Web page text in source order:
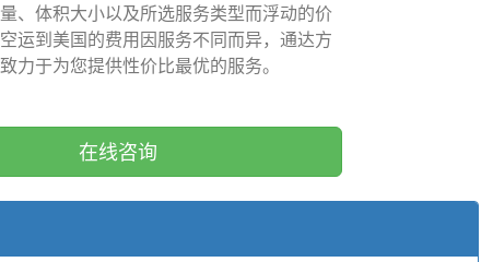
、体积大小以及所选服务类型而浮动的价
运到美国的费用因服务不同而异，通达方
力于为您提供性价比最优的服务。
在线咨询